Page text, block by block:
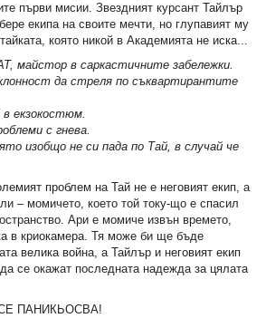
първи мисии. Звездният курсант Тайлър
екипа на своите мечти, но глупавият му
която никой в Академията не иска...
майстор в саркастичните забележки.
да стреля по съквартирантите
екзокостюм.
с гнева.
изобщо не си пада по Тай, в случай че
проблем на Тай не е неговият екип, а
– момичето, което той току-що е спасил
Ари е момиче извън времето,
в криокамера. Тя може би ще бъде
велика война, а Тайлър и неговият екип
се окажат последната надежда за цялата
ПАНИКЬОСВА!